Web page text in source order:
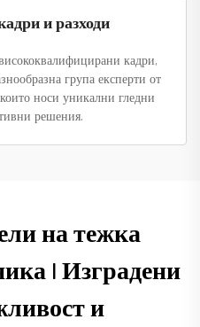
и разходи
кадри,
група експерти от
носи уникални гледни
решения.
на тежка
| Изградени
и